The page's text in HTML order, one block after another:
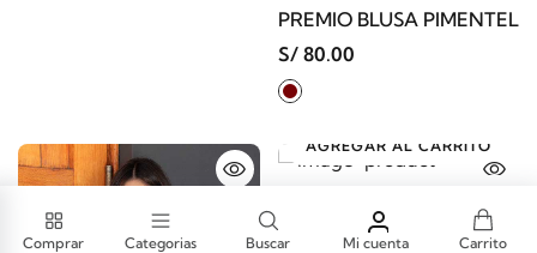
PREMIO BLUSA PIMENTEL
S/ 80.00
AGREGAR AL CARRITO
S/ 169.90
Comprar Categorias Buscar Mi cuenta Carrito